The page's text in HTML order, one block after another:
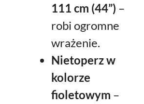
111 cm (44”) –
robi ogromne
wrażenie.
Nietoperz w
kolorze
fioletowym –